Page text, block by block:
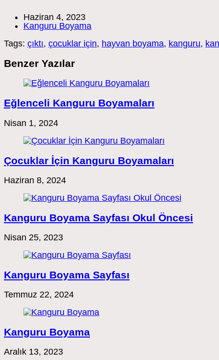
Post
published:
Haziran 4, 2023
Post
Kanguru Boyama
Tags: çıktı, çocuklar için, hayvan boyama, kanguru,
Benzer Yazılar
Eğlenceli Kanguru Boyamaları
Nisan 1, 2024
Çocuklar İçin Kanguru Boyamaları
Haziran 8, 2024
Kanguru Boyama Sayfası Okul Öncesi
Nisan 25, 2023
Kanguru Boyama Sayfası
Temmuz 22, 2024
Kanguru Boyama
Aralık 13, 2023